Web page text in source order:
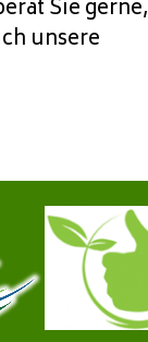
Sie gerne,
unsere